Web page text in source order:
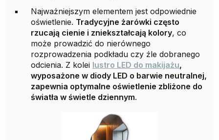
Najważniejszym elementem jest odpowiednie
oświetlenie. Tradycyjne żarówki często
rzucają cienie i zniekształcają kolory, co
może prowadzić do nierównego
rozprowadzenia podkładu czy źle dobranego
odcienia. Z kolei lustro LED do makijażu,
wyposażone w diody LED o barwie neutralnej,
zapewnia optymalne oświetlenie zbliżone do
światła w świetle dziennym.